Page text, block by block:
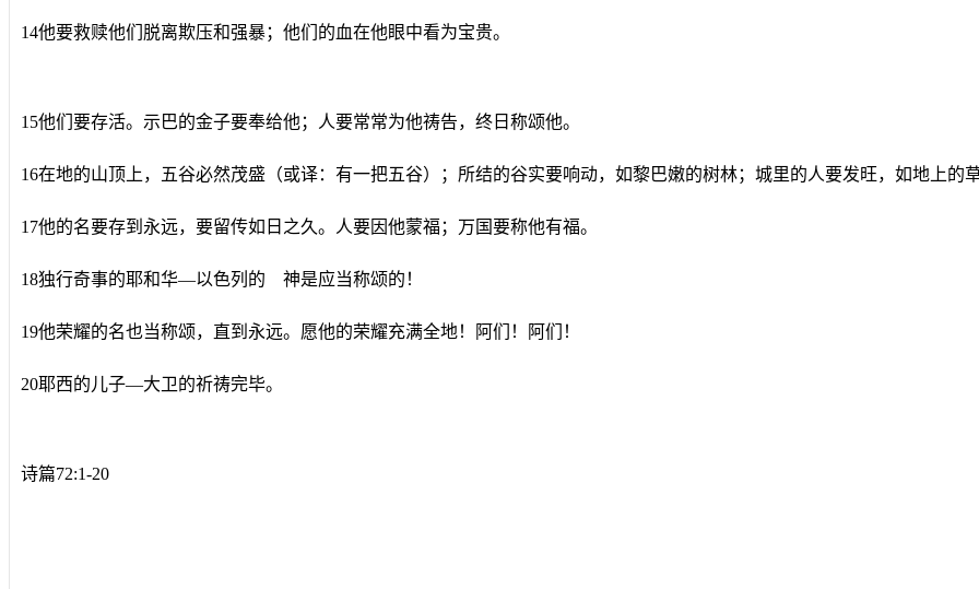
14他要救赎他们脱离欺压和强暴；他们的血在他眼中看为宝贵。
15他们要存活。示巴的金子要奉给他；人要常常为他祷告，终日称颂他。
16在地的山顶上，五谷必然茂盛（或译：有一把五谷）；所结的谷实要响动，如黎巴嫩的树林；城里的人要发旺，如地上的
17他的名要存到永远，要留传如日之久。人要因他蒙福；万国要称他有福。
18独行奇事的耶和华―以色列的 神是应当称颂的！
19他荣耀的名也当称颂，直到永远。愿他的荣耀充满全地！阿们！阿们！
20耶西的儿子―大卫的祈祷完毕。
诗篇72:1-20